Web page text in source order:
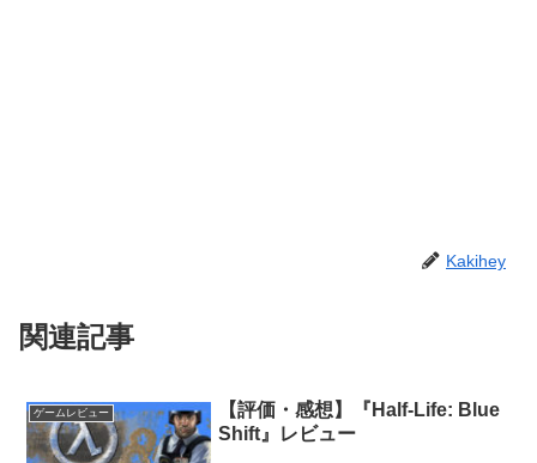
Kakihey
関連記事
ゲームレビュー
【評価・感想】『Half-Life: Blue
Shift』レビュー